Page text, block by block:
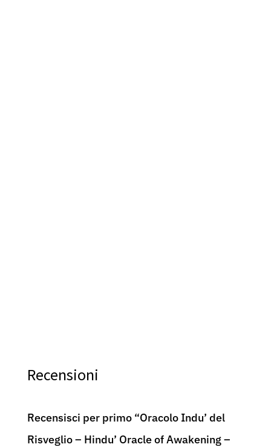
Recensioni
Recensisci per primo “Oracolo Indu’ del
Risveglio – Hindu’ Oracle of Awakening –